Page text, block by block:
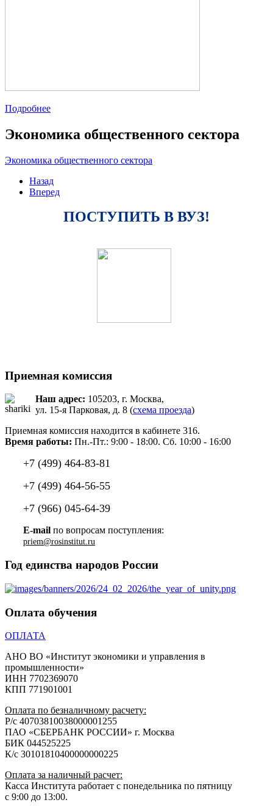
Подробнее
Экономика общественного сектора
Экономика общественного сектора
Назад
Вперед
ПОСТУПИТЬ В ВУЗ!
Приемная комиссия
Наш адрес: 105203, г. Москва,
ул. 15-я Парковая, д. 8 (схема проезда)
Приемная комиссия находится в кабинете 316.
Время работы: Пн.-Пт.: 9:00 - 18:00. Сб. 10:00 - 16:00
+7 (499) 464-83-81
+7 (499) 464-56-55
+7 (966) 045-64-39
E-mail по вопросам поступления:
Год единства народов России
Оплата обучения
ОПЛАТА
АНО ВО «Институт экономики и управления в
промышленности»
ИНН 7702369070
КПП 771901001
Оплата по безналичному расчету:
Р/с 40703810038000001255
ПАО «СБЕРБАНК РОССИИ» г. Москва
БИК 044525225
К/с 30101810400000000225
Оплата за наличный расчет:
Касса Института работает с понедельника по пятницу
с 9:00 до 13:00.